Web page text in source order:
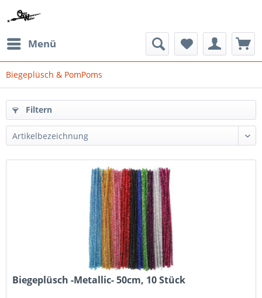
Menü
Biegeplüsch & PomPoms
Filtern
Biegeplüsch -Metallic- 50cm, 10 Stück